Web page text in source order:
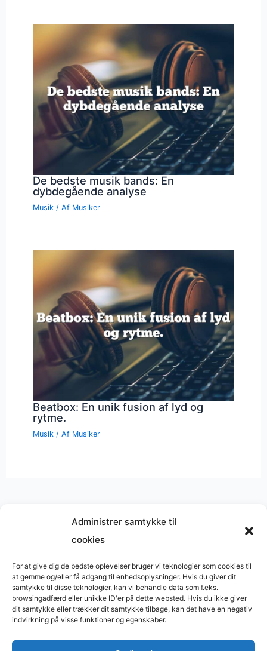
Administrer samtykke til
cookies
For at give dig de bedste oplevelser bruger vi teknologier som cookies til
at gemme og/eller få adgang til enhedsoplysninger. Hvis du giver dit
samtykke til disse teknologier, kan vi behandle data som f.eks.
browsingadfærd eller unikke ID'er på dette websted. Hvis du ikke giver
dit samtykke eller trækker dit samtykke tilbage, kan det have en negativ
indvirkning på visse funktioner og egenskaber.
De bedste musik bands: En
dybdegående analyse
Musik / Af Musiker
Beatbox: En unik fusion af lyd og
rytme.
Musik / Af Musiker
Musik på
Copyright © 2026 BasimWorld
Udviklet afWebbureau.dk
Bygget medWordPress